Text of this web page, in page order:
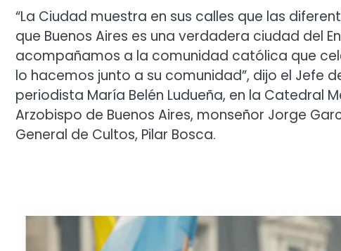
“La Ciudad muestra en sus calles que las
que Buenos Aires es una verdadera ciudad del
acompañamos a la comunidad católica que
lo hacemos junto a su comunidad”, dijo el Jefe
periodista María Belén Ludueña, en la Catedral
Arzobispo de Buenos Aires, monseñor Jorge
General de Cultos, Pilar Bosca.